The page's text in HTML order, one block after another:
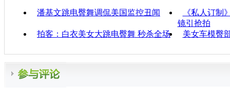
潘基文跳电臀舞调侃美国监控丑闻
《私人订制
镜引抢拍
拍客：白衣美女大跳电臀舞 秒杀全场
美女车模臀